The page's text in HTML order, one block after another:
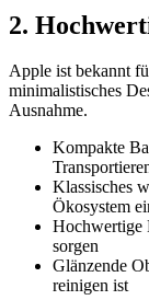
2.
Apple ist bekannt
minimalistisches
Ausnahme.
Kompakte
Klassisches
Ökosystem
Hochwertige
sorgen
Glänzende
reinigen ist